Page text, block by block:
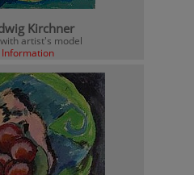
Kirchner
artist's model